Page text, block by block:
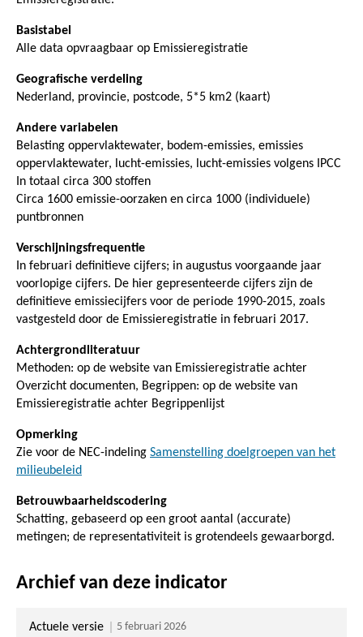
Basistabel
Alle data opvraagbaar op Emissieregistratie
Geografische verdeling
Nederland, provincie, postcode, 5*5 km2 (kaart)
Andere variabelen
Belasting oppervlaktewater, bodem-emissies, emissies
oppervlaktewater, lucht-emissies, lucht-emissies volgens IPCC
In totaal circa 300 stoffen
Circa 1600 emissie-oorzaken en circa 1000 (individuele)
puntbronnen
Verschijningsfrequentie
In februari definitieve cijfers; in augustus voorgaande jaar
voorlopige cijfers. De hier gepresenteerde cijfers zijn de
definitieve emissiecijfers voor de periode 1990-2015, zoals
vastgesteld door de Emissieregistratie in februari 2017.
Achtergrondliteratuur
Methoden: op de website van Emissieregistratie achter
Overzicht documenten, Begrippen: op de website van
Emissieregistratie achter Begrippenlijst
Opmerking
Zie voor de NEC-indeling Samenstelling doelgroepen van het
milieubeleid
Betrouwbaarheidscodering
Schatting, gebaseerd op een groot aantal (accurate)
metingen; de representativiteit is grotendeels gewaarborgd.
Archief van deze indicator
Actuele versie 5 februari 2026